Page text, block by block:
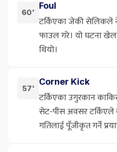
60'
Foul
टर्किएका जेकी सेलिकले
फाउल गरे। यो घटना
थियो।
57'
Corner Kick
टर्किएका उगुरकान
सेट-पीस अवसर
गतिलाई पूँजीकृत गर्ने